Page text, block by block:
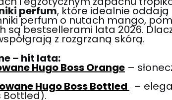
perfum, które idealnie
perfum o nutach mango,
są bestsellerami lata 2026.
z rozgrzaną skórą.
– hit lata:
Hugo Boss Orange –
Hugo Boss Bottled –
Bottled).